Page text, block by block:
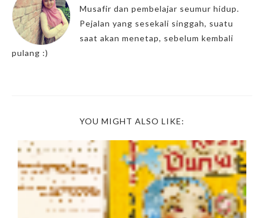
Musafir dan pembelajar seumur hidup.
Pejalan yang sesekali singgah, suatu
saat akan menetap, sebelum kembali
pulang :)
YOU MIGHT ALSO LIKE: